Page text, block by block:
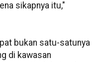
sikapnya itu,"
bukan satu-satunya
di kawasan